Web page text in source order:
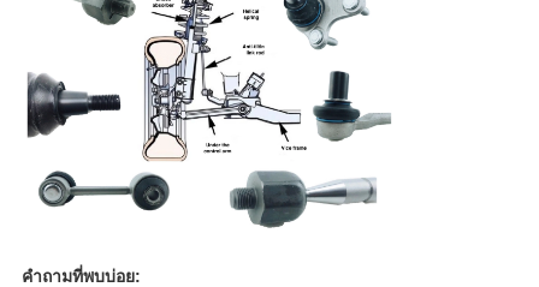
คำถามที่พบบ่อย: